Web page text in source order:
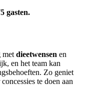
gasten.
met dieetwensen en
en het team kan
Zo geniet
te doen aan